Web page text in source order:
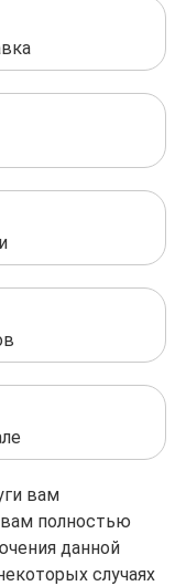
вам
полностью
данной
случаях